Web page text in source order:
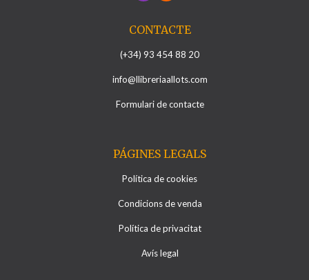
CONTACTE
(+34) 93 454 88 20
info@llibreriaallots.com
Formulari de contacte
PÁGINES LEGALS
Política de cookies
Condicions de venda
Política de privacitat
Avís legal